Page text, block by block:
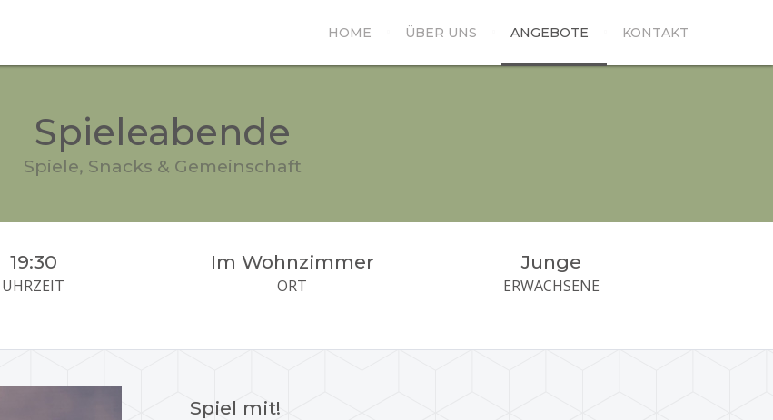
HOME ÜBER UNS ANGEBOTE KONTAKT
Spieleabende
Spiele, Snacks & Gemeinschaft
19:30
UHRZEIT
Im Wohnzimmer
ORT
Junge
ERWACHSENE
Spiel mit!